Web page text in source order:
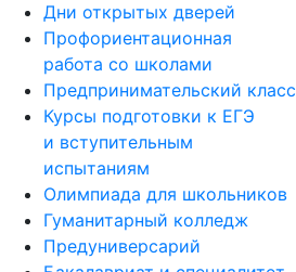
Дни открытых дверей
Профориентационная
работа со школами
Предпринимательский класс
Курсы подготовки к ЕГЭ
и вступительным
испытаниям
Олимпиада для школьников
Гуманитарный колледж
Предуниверсарий